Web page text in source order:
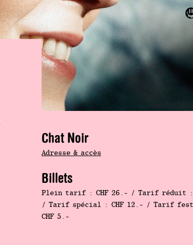
Chat Noir
Adresse & accès
Billets
Plein tarif : CHF 26.- / Tarif réduit :
/ Tarif spécial : CHF 12.- / Tarif
CHF 5.-